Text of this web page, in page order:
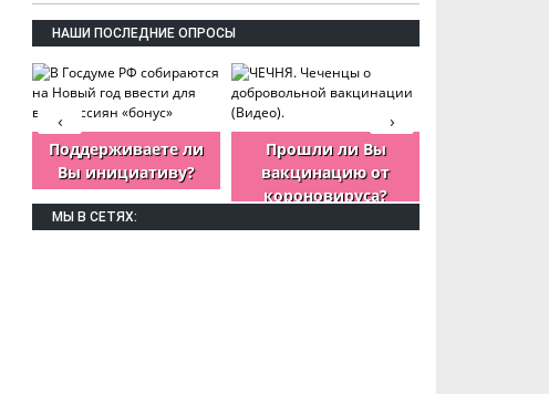
НАШИ ПОСЛЕДНИЕ ОПРОСЫ
Поддерживаете ли
Вы инициативу?
Прошли ли Вы
вакцинацию от
короновируса?
›
‹
МЫ В СЕТЯХ: